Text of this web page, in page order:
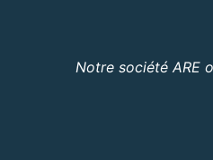
Notre société ARE